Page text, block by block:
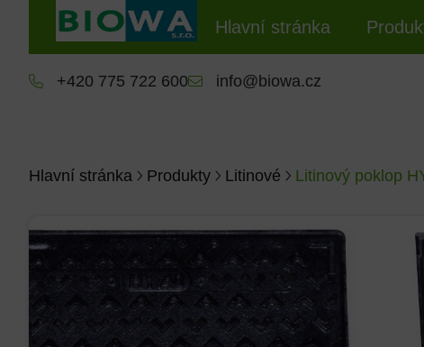
Hlavní stránka
+420 775 722 600 info@biowa.cz
Hlavní stránka Produkty Litinové Litinový poklop